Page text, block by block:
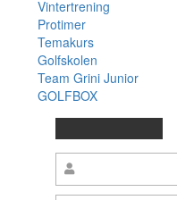
Vintertrening
Protimer
Temakurs
Golfskolen
Team Grini Junior
GOLFBOX